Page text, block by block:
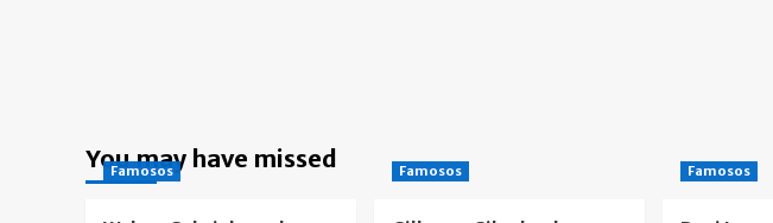
You may have missed
Famosos Famosos Famosos